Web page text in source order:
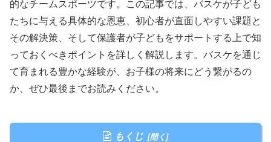
的なチームスポーツです。この記事では、バスケが子ども
たちに与える具体的な恩恵、初心者が直面しやすい課題と
その解決策、そして保護者が子どもをサポートする上で知
っておくべきポイントを詳しく解説します。バスケを通じ
て育まれる豊かな経験が、お子様の将来にどう繋がるの
か、ぜひ最後までお読みください。
もくじ